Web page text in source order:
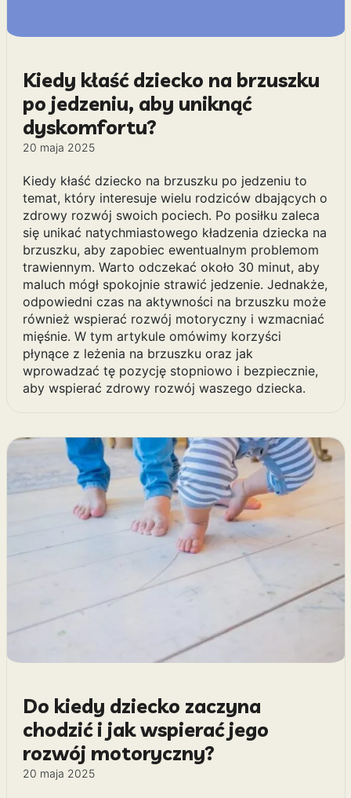
Kiedy kłaść dziecko na brzuszku
po jedzeniu, aby uniknąć
dyskomfortu?
20 maja 2025
Kiedy kłaść dziecko na brzuszku po jedzeniu to
temat, który interesuje wielu rodziców dbających o
zdrowy rozwój swoich pociech. Po posiłku zaleca
się unikać natychmiastowego kładzenia dziecka na
brzuszku, aby zapobiec ewentualnym problemom
trawiennym. Warto odczekać około 30 minut, aby
maluch mógł spokojnie strawić jedzenie. Jednakże,
odpowiedni czas na aktywności na brzuszku może
również wspierać rozwój motoryczny i wzmacniać
mięśnie. W tym artykule omówimy korzyści
płynące z leżenia na brzuszku oraz jak
wprowadzać tę pozycję stopniowo i bezpiecznie,
aby wspierać zdrowy rozwój waszego dziecka.
Do kiedy dziecko zaczyna
chodzić i jak wspierać jego
rozwój motoryczny?
20 maja 2025